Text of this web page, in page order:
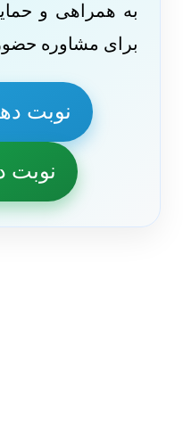
به همراهی و
برای مشاوره
نوبت
نوبت